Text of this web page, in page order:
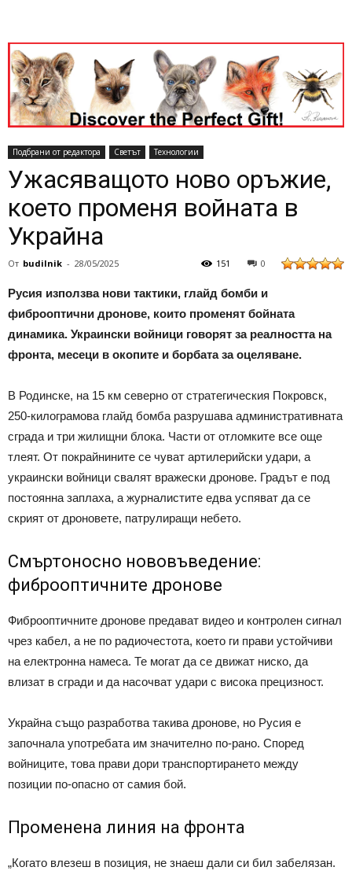
Подбрани от редактора Светът Технологии
Ужасяващото ново оръжие,
което променя войната в
Украйна
От budilnik - 28/05/2025 0
151
Русия използва нови тактики, глайд бомби и
фиброоптични дронове, които променят бойната
динамика. Украински войници говорят за реалността на
фронта, месеци в окопите и борбата за оцеляване.
В Родинске, на 15 км северно от стратегическия Покровск,
250-килограмова глайд бомба разрушава административната
сграда и три жилищни блока. Части от отломките все още
тлеят. От покрайнините се чуват артилерийски удари, а
украински войници свалят вражески дронове. Градът е под
постоянна заплаха, а журналистите едва успяват да се
скрият от дроновете, патрулиращи небето.
Смъртоносно нововъведение:
фиброоптичните дронове
Фиброоптичните дронове предават видео и контролен сигнал
чрез кабел, а не по радиочестота, което ги прави устойчиви
на електронна намеса. Те могат да се движат ниско, да
влизат в сгради и да насочват удари с висока прецизност.
Украйна също разработва такива дронове, но Русия е
започнала употребата им значително по-рано. Според
войниците, това прави дори транспортирането между
позиции по-опасно от самия бой.
Променена линия на фронта
„Когато влезеш в позиция, не знаеш дали си бил забелязан.